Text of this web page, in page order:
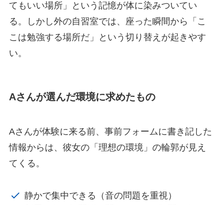
てもいい場所」という記憶が体に染みついてい
る。しかし外の自習室では、座った瞬間から「こ
こは勉強する場所だ」という切り替えが起きやす
い。
Aさんが選んだ環境に求めたもの
Aさんが体験に来る前、事前フォームに書き記した
情報からは、彼女の「理想の環境」の輪郭が見え
てくる。
静かで集中できる（音の問題を重視）